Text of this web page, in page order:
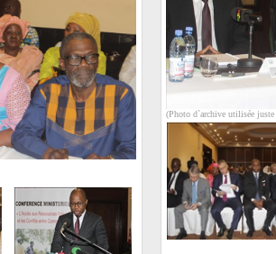
(Photo d`archive utilisée